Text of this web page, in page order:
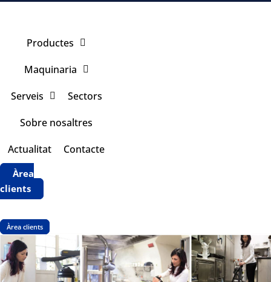
Productes
Maquinaria
Serveis
Sectors
Sobre nosaltres
Actualitat
Contacte
Àrea
clients
Àrea clients